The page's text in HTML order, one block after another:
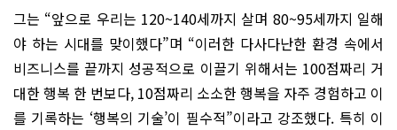
그는 “앞으로 우리는 120~140세까지 살며 80~95세까지 일해
야 하는 시대를 맞이했다”며 “이러한 다사다난한 환경 속에서
비즈니스를 끝까지 성공적으로 이끌기 위해서는 100점짜리 거
대한 행복 한 번보다, 10점짜리 소소한 행복을 자주 경험하고 이
를 기록하는 ‘행복의 기술’이 필수적”이라고 강조했다. 특히 이